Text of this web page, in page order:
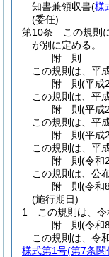
知書兼領収書(様
(委任)
第10条
この規則
が別に定める。
附 則
この規則は、平
附 則(平成
この規則は、平
附 則(平成
この規則は、平
附 則(平成
この規則は、平
附 則(令和
この規則は、公
附 則(令和
(施行期日)
1
この規則は、
附 則(令和
この規則は、令
様式第1号(第7条関